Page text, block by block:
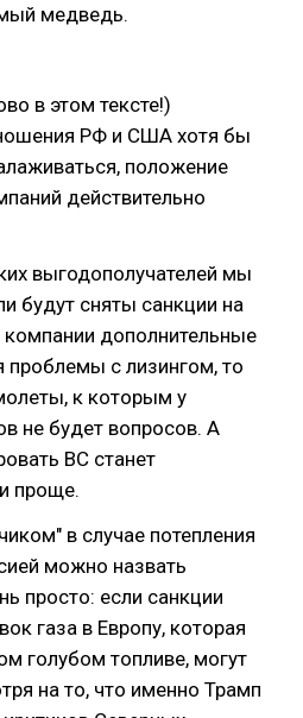
медведь.
в этом тексте!)
РФ и США хотя бы
положение
действительно
выгодополучателей мы
будут сняты санкции на
компании дополнительные
проблемы с лизингом, то
к которым у
не будет вопросов. А
ВС станет
проще.
в случае потепления
можно назвать
просто: если санкции
газа в Европу, которая
голубом топливе, могут
на то, что именно Трамп